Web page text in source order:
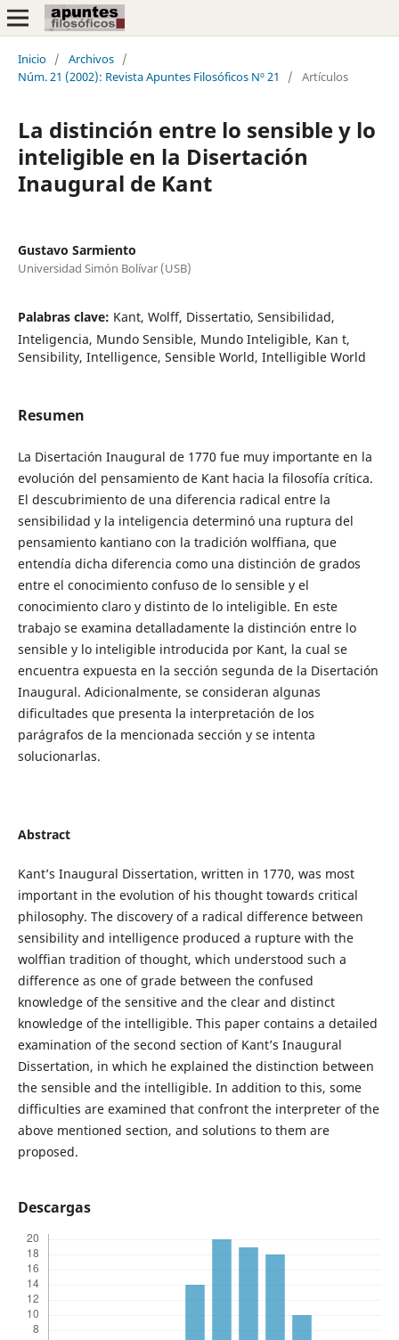
Inicio / Archivos /
Núm. 21 (2002): Revista Apuntes Filosóficos Nº 21
/ Artículos
La distinción entre lo sensible y lo
inteligible en la Disertación
Inaugural de Kant
Gustavo Sarmiento
Universidad Simón Bolívar (USB)
Palabras clave: Kant, Wolff, Dissertatio, Sensibilidad,
Inteligencia, Mundo Sensible, Mundo Inteligible, Kan t,
Sensibility, Intelligence, Sensible World, Intelligible World
Resumen
La Disertación Inaugural de 1770 fue muy importante en la
evolución del pensamiento de Kant hacia la filosofía crítica.
El descubrimiento de una diferencia radical entre la
sensibilidad y la inteligencia determinó una ruptura del
pensamiento kantiano con la tradición wolffiana, que
entendía dicha diferencia como una distinción de grados
entre el conocimiento confuso de lo sensible y el
conocimiento claro y distinto de lo inteligible. En este
trabajo se examina detalladamente la distinción entre lo
sensible y lo inteligible introducida por Kant, la cual se
encuentra expuesta en la sección segunda de la Disertación
Inaugural. Adicionalmente, se consideran algunas
dificultades que presenta la interpretación de los
parágrafos de la mencionada sección y se intenta
solucionarlas.
Abstract
Kant’s Inaugural Dissertation, written in 1770, was most
important in the evolution of his thought towards critical
philosophy. The discovery of a radical difference between
sensibility and intelligence produced a rupture with the
wolffian tradition of thought, which understood such a
difference as one of grade between the confused
knowledge of the sensitive and the clear and distinct
knowledge of the intelligible. This paper contains a detailed
examination of the second section of Kant’s Inaugural
Dissertation, in which he explained the distinction between
the sensible and the intelligible. In addition to this, some
difficulties are examined that confront the interpreter of the
above mentioned section, and solutions to them are
proposed.
Descargas